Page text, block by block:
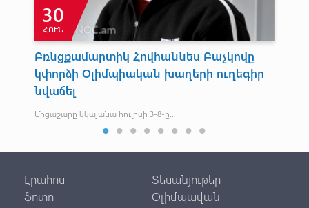
30
ՀՈՒՆ
Բռնցքամարտիկ Հովհաննես Բաչկովը
կփորձի Օլիմպիական խաղերի ուղեգիր
նվաճել
Մրցաշարը կկայանա հուլիսի 3-8-ը...
Լրահոս
Տեսանյութեր
ֆոտո
Օլիմպավան